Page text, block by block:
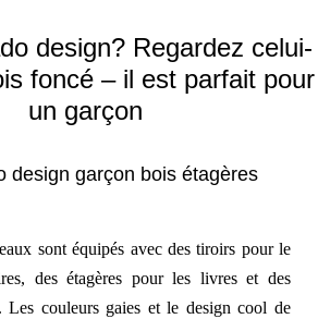
design? Regardez celui-
foncé – il est parfait pour
un garçon
sont équipés avec des tiroirs pour le
des étagères pour les livres et des
Les couleurs gaies et le design cool de